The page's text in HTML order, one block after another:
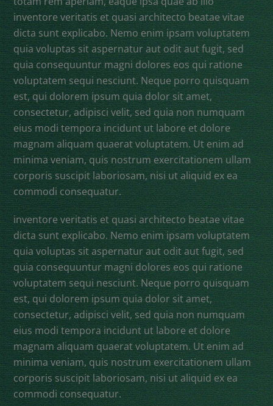
inventore veritatis et quasi architecto beatae vitae
dicta sunt explicabo. Nemo enim ipsam voluptatem
quia voluptas sit aspernatur aut odit aut fugit, sed
quia consequuntur magni dolores eos qui ratione
voluptatem sequi nesciunt. Neque porro quisquam
est, qui dolorem ipsum quia dolor sit amet,
consectetur, adipisci velit, sed quia non numquam
eius modi tempora incidunt ut labore et dolore
magnam aliquam quaerat voluptatem. Ut enim ad
minima veniam, quis nostrum exercitationem ullam
corporis suscipit laboriosam, nisi ut aliquid ex ea
commodi consequatur.
inventore veritatis et quasi architecto beatae vitae
dicta sunt explicabo. Nemo enim ipsam voluptatem
quia voluptas sit aspernatur aut odit aut fugit, sed
quia consequuntur magni dolores eos qui ratione
voluptatem sequi nesciunt. Neque porro quisquam
est, qui dolorem ipsum quia dolor sit amet,
consectetur, adipisci velit, sed quia non numquam
eius modi tempora incidunt ut labore et dolore
magnam aliquam quaerat voluptatem. Ut enim ad
minima veniam, quis nostrum exercitationem ullam
corporis suscipit laboriosam, nisi ut aliquid ex ea
commodi consequatur.